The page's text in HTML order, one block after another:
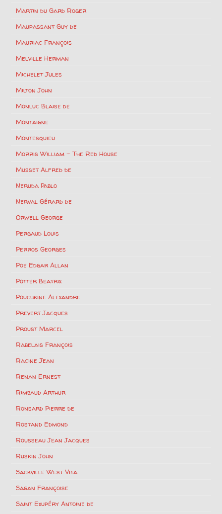
Martin du Gard Roger
Maupassant Guy de
Mauriac François
Melville Herman
Michelet Jules
Milton John
Monluc Blaise de
Montaigne
Montesquieu
Morris William – The Red House
Musset Alfred de
Neruda Pablo
Nerval Gérard de
Orwell George
Pergaud Louis
Perros Georges
Poe Edgar Allan
Potter Beatrix
Pouchkine Alexandre
Prevert Jacques
Proust Marcel
Rabelais François
Racine Jean
Renan Ernest
Rimbaud Arthur
Ronsard Pierre de
Rostand Edmond
Rousseau Jean Jacques
Ruskin John
Sackville West Vita
Sagan Françoise
Saint Exupéry Antoine de